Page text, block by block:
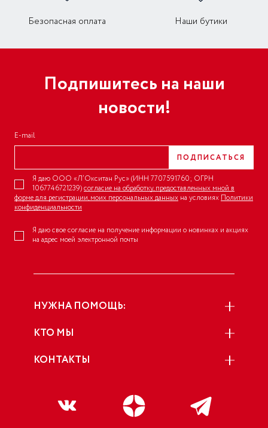
Безопасная оплата Наши бутики
Подпишитесь на наши
новости!
E-mail
ПОДПИСАТЬСЯ
Я даю ООО «Л’Окситан Рус» (ИНН 7707591760; ОГРН
1067746721239)согласие на обработку, предоставленных мной в
форме для регистрации, моих персональных данных на условиях Политики
конфиденциальности
Я даю свое согласие на получение информации о новинках и акциях
на адрес моей электронной почты
НУЖНА ПОМОЩЬ:
КТО МЫ
КОНТАКТЫ